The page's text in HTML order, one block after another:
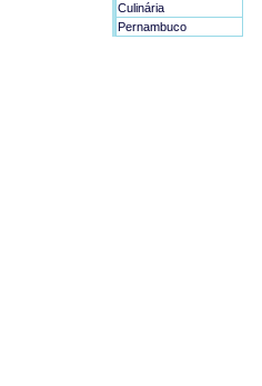
Culinária
Pernambuco